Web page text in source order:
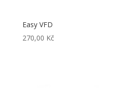
Easy VFD
270,00 Kč